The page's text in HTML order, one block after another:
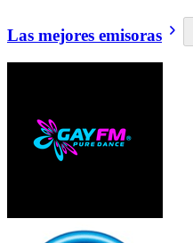
Las mejores emisoras